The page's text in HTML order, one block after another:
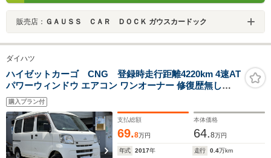
販売店： ＧＡＵＳＳ ＣＡＲ ＤＯＣＫ ガウスカードック
ダイハツ
ハイゼットカーゴ CNG 登録時走行距離4220km 4速AT
パワーウィンドウ エアコン ワンオーナー 修復歴無し
Panasonic製ナビ Bluetooth接続可 バックカメラ ETC
CNG車両
購入プラン付
支払総額
69.8万円
本体価格
64.8万円
年式 2017年 走行 0.4万km